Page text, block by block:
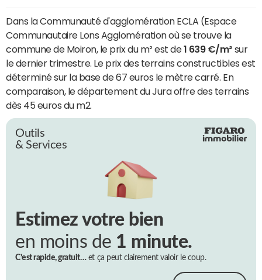
Dans la Communauté d'agglomération ECLA (Espace
Communautaire Lons Agglomération où se trouve la
commune de Moiron, le prix du m² est de1 639 €/m² sur
le dernier trimestre. Le prix des terrains constructibles est
déterminé sur la base de 67 euros le mètre carré. En
comparaison, le département du Jura offre des terrains
dès 45 euros du m2.
Outils
& Services
Estimez votre bien
en moins de 1 minute.
C’est rapide, gratuit…et ça peut clairement valoir le coup.